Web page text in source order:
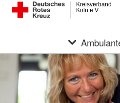
Köln e.V.
Kreisverband